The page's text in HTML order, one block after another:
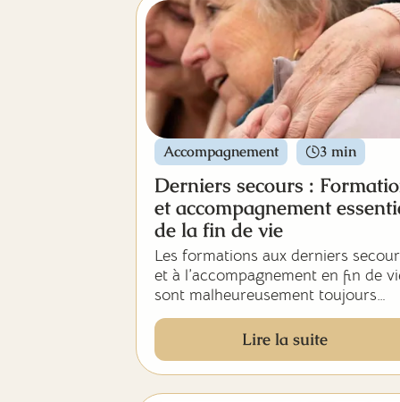
Accompagnement 3 min
Derniers secours :
et accompagnement
de la fin de vie
Les formations aux derniers
et à l’accompagnement en fin de
sont malheureusement toujours
insuffisantes, entraînant souvent
situations de détresse et de
souffrance, tant pour les personnes
malades que pour leurs proches.
Lire la suite